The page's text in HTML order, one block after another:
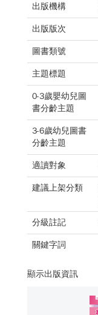
出版機構
出版版次
圖書類號
主題標題
0-3歲嬰幼兒圖
書分齡主題
3-6歲幼兒圖書
分齡主題
適讀對象
建議上架分類
分級註記
關鍵字詞
顯示出版資訊